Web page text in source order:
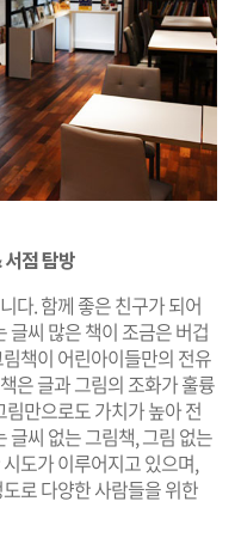
점 탐방
다. 함께 좋은 친구가 되어
글씨 많은 책이 조금은 버겁
책이 어린아이들만의 전유
은 글과 그림의 조화가 훌륭
만으로도 가치가 높아 전
글씨 없는 그림책, 그림 없는
도가 이루어지고 있으며,
로 다양한 사람들을 위한